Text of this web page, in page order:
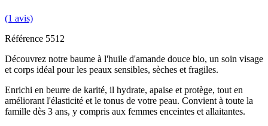
(1 avis)
Référence 5512
Découvrez notre baume à l'huile d'amande douce bio, un soin visage
et corps idéal pour les peaux sensibles, sèches et fragiles.
Enrichi en beurre de karité, il hydrate, apaise et protège, tout en
améliorant l'élasticité et le tonus de votre peau. Convient à toute la
famille dès 3 ans, y compris aux femmes enceintes et allaitantes.